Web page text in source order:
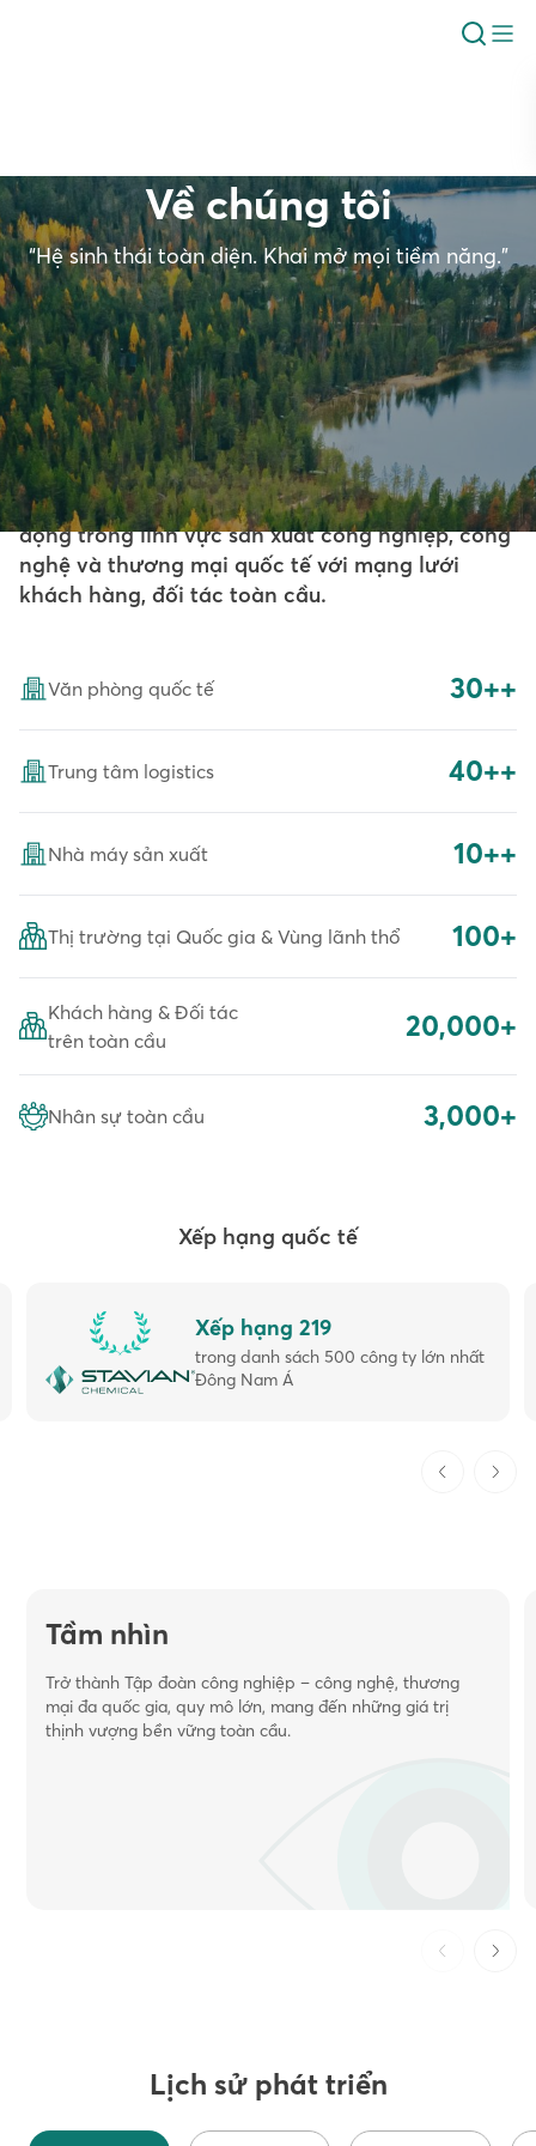
Về chúng tôi
“Hệ sinh thái toàn diện. Khai mở mọi tiềm năng.”
Ra đời từ năm 2009, Tập đoàn Stavian hoạt
động trong lĩnh vực sản xuất công nghiệp, công
nghệ và thương mại quốc tế với mạng lưới
khách hàng, đối tác toàn cầu.
Văn phòng quốc tế 30++
Trung tâm logistics 40++
Nhà máy sản xuất 10++
Thị trường tại Quốc gia & Vùng lãnh thổ 100+
Khách hàng & Đối tác
trên toàn cầu
20,000+
Nhân sự toàn cầu 3,000+
Xếp hạng quốc tế
Xếp hạng 219
trong danh sách 500 công ty lớn nhất
Đông Nam Á
Tầm nhìn
Trở thành Tập đoàn công nghiệp – công nghệ, thương
mại đa quốc gia, quy mô lớn, mang đến những giá trị
thịnh vượng bền vững toàn cầu.
Lịch sử phát triển